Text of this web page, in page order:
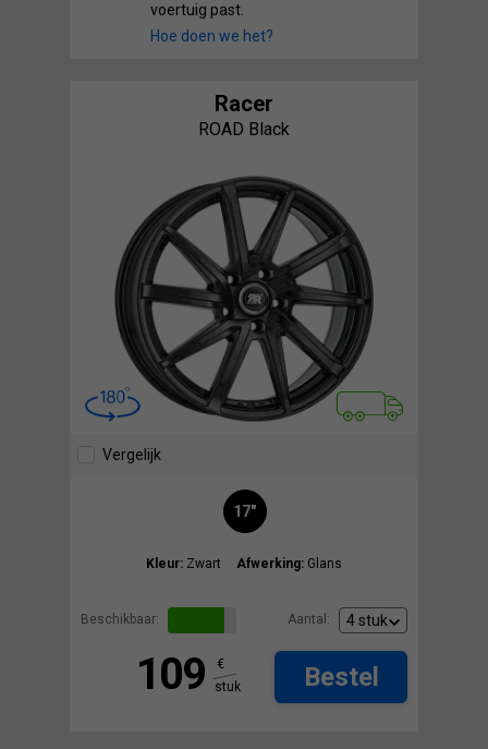
voertuig past.
Hoe doen we het?
Racer
ROAD Black
Vergelijk
17"
Kleur: Zwart Afwerking: Glans
Beschikbaar: Aantal:
109
€
stuk
Bestel